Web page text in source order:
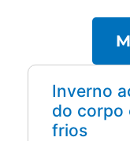
Inverno
do corpo
frios